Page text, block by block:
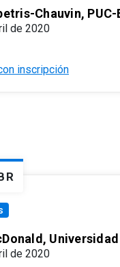
Chauvin,
de 2020
inscripción
de 2020